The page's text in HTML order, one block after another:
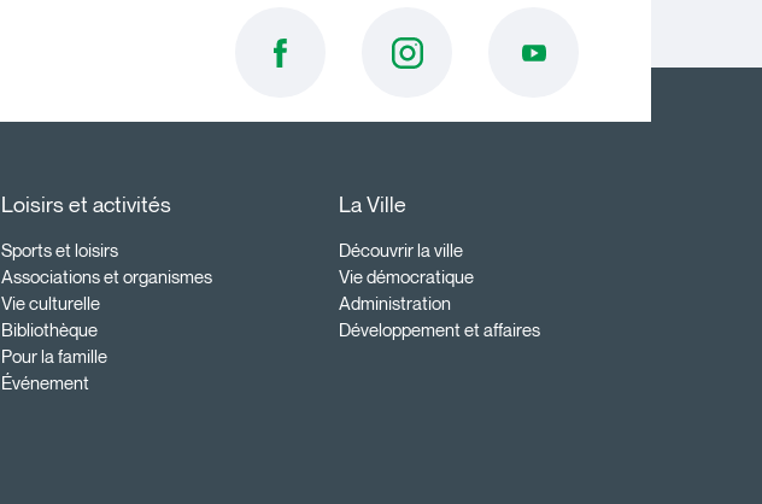
Loisirs et activités
Sports et loisirs
Associations et organismes
Vie culturelle
Bibliothèque
Pour la famille
Événement
La Ville
Découvrir la ville
Vie démocratique
Administration
Développement et affaires